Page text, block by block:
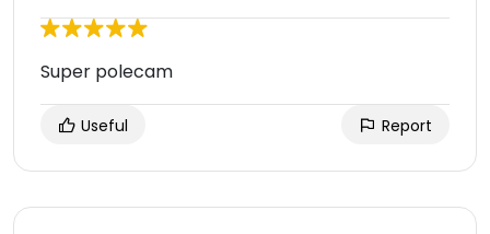
Super polecam
Useful Report